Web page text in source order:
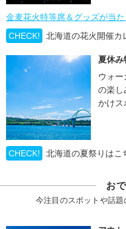
金麦花火特等席＆グッズが当た
CHECK!
北海道の花火開催カ
夏休み
ウォー
の楽し
かけス
CHECK! 北海道の夏祭りはこ
お
今注目のスポットや話